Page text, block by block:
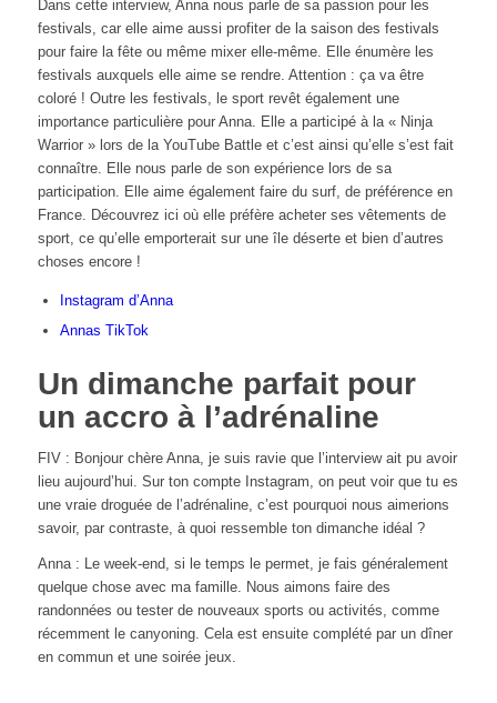
Dans cette interview, Anna nous parle de sa passion pour les
festivals, car elle aime aussi profiter de la saison des festivals
pour faire la fête ou même mixer elle-même. Elle énumère les
festivals auxquels elle aime se rendre. Attention : ça va être
coloré ! Outre les festivals, le sport revêt également une
importance particulière pour Anna. Elle a participé à la « Ninja
Warrior » lors de la YouTube Battle et c’est ainsi qu’elle s’est fait
connaître. Elle nous parle de son expérience lors de sa
participation. Elle aime également faire du surf, de préférence en
France. Découvrez ici où elle préfère acheter ses vêtements de
sport, ce qu’elle emporterait sur une île déserte et bien d’autres
choses encore !
Instagram d’Anna
Annas TikTok
Un dimanche parfait pour
un accro à l’adrénaline
FIV : Bonjour chère Anna, je suis ravie que l’interview ait pu avoir
lieu aujourd’hui. Sur ton compte Instagram, on peut voir que tu es
une vraie droguée de l’adrénaline, c’est pourquoi nous aimerions
savoir, par contraste, à quoi ressemble ton dimanche idéal ?
Anna : Le week-end, si le temps le permet, je fais généralement
quelque chose avec ma famille. Nous aimons faire des
randonnées ou tester de nouveaux sports ou activités, comme
récemment le canyoning. Cela est ensuite complété par un dîner
en commun et une soirée jeux.